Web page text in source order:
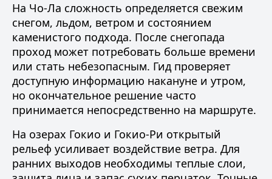
На Чо-Ла сложность определяется свежим
снегом, льдом, ветром и состоянием
каменистого подхода. После снегопада
проход может потребовать больше времени
или стать небезопасным. Гид проверяет
доступную информацию накануне и утром,
но окончательное решение часто
принимается непосредственно на маршруте.
На озерах Гокио и Гокио-Ри открытый
рельеф усиливает воздействие ветра. Для
ранних выходов необходимы теплые слои,